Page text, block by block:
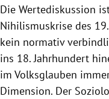
Die Wertediskussion
Nihilismuskrise des
kein normativ
ins 18. Jahrhundert
im Volksglauben
Dimension. Der